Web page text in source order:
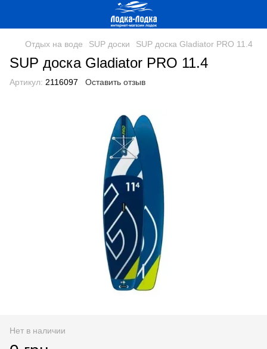
Отдых на воде SUP доски SUP доска Gladiator PRO 11.4
SUP доска Gladiator PRO 11.4
Артикул: 2116097 Оставить отзыв
Нет в наличии